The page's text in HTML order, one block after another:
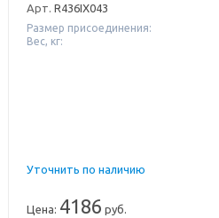
Арт. R436IX043
Размер присоединения:
Вес, кг:
Уточнить по наличию
Цена: 4186 руб.